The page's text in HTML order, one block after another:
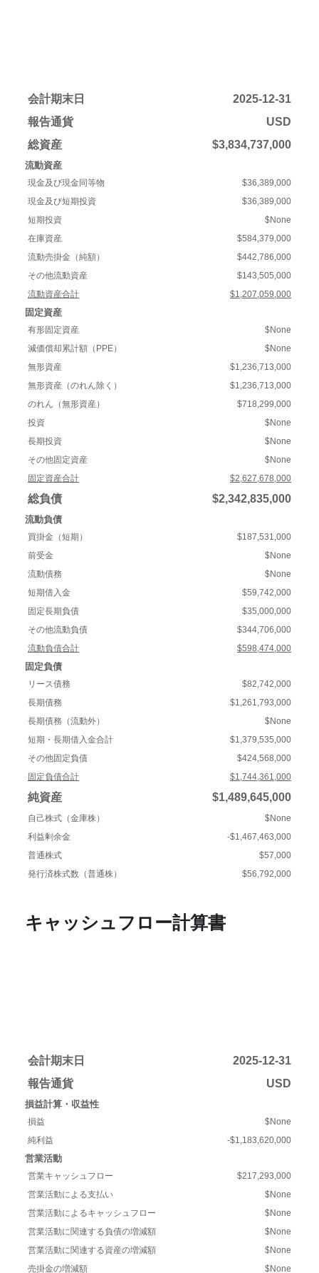
会計期末日
2025-12-31
報告通貨
USD
総資産
$3,834,737,000
流動資産
現金及び現金同等物
$36,389,000
現金及び短期投資
$36,389,000
短期投資
$None
在庫資産
$584,379,000
流動売掛金（純額）
$442,786,000
その他流動資産
$143,505,000
流動資産合計
$1,207,059,000
固定資産
有形固定資産
$None
減価償却累計額（PPE）
$None
無形資産
$1,236,713,000
無形資産（のれん除く）
$1,236,713,000
のれん（無形資産）
$718,299,000
投資
$None
長期投資
$None
その他固定資産
$None
固定資産合計
$2,627,678,000
総負債 $2,342,835,000
流動負債
買掛金（短期）
$187,531,000
前受金
$None
流動債務
$None
短期借入金
$59,742,000
固定長期負債
$35,000,000
その他流動負債
$344,706,000
流動負債合計
$598,474,000
固定負債
リース債務
$82,742,000
長期債務
$1,261,793,000
長期債務（流動外）
$None
短期・長期借入金合計
$1,379,535,000
その他固定負債
$424,568,000
固定負債合計
$1,744,361,000
純資産 $1,489,645,000
自己株式（金庫株）
$None
利益剰余金
-$1,467,463,000
普通株式
$57,000
発行済株式数（普通株）
$56,792,000
キャッシュフロー計算書
会計期末日
2025-12-31
報告通貨
USD
損益計算・収益性
損益
$None
純利益
-$1,183,620,000
営業活動
営業キャッシュフロー
$217,293,000
営業活動による支払い
$None
営業活動によるキャッシュフロー
$None
営業活動に関連する負債の増減額
$None
営業活動に関連する資産の増減額
$None
売掛金の増減額
$None